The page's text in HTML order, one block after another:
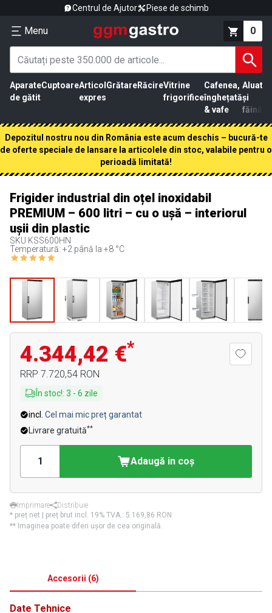
Centrul de Ajutor Piese de schimb
Menu 0
Aparate
de gătit
CuptoareArticol
expres
GrătareRăcireVitrine
frigorifice
Cafenea,
înghețată
& vafe
Aluat
și
făină
Depozitul nostru nou din România este acum deschis – bucură-te
de oferte speciale de lansare la articolele din stoc, valabile pentru o
perioadă limitată!
Frigider industrial din oțel inoxidabil
PREMIUM – 600 litri – cu o ușă – interiorul
ușii din plastic
SKU KSS600HN
Temperatură: +2 până la +8 °C
4.344,42 €*
RRP 7.720,54 RON
În stoc!: 3 - 6 zile
incl. Cel mai mic preț garantat
Livrare gratuită**
Adaugă in coş
Imprimare
Distribuie
* preț net | preț brut incl. 19% TVA.: 5.169,86 RON
** Imaginea poate diferi ușor de cea originală.
Accesorii (6)
Date Tehnice